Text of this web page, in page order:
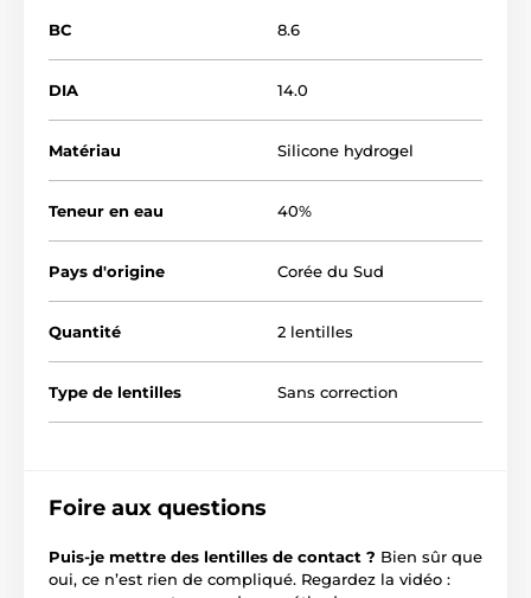
BC 8.6
DIA 14.0
Matériau Silicone hydrogel
Teneur en eau 40%
Pays d'origine Corée du Sud
Quantité 2 lentilles
Type de lentilles Sans correction
Foire aux questions
Puis-je mettre des lentilles de contact ? Bien sûr que
oui, ce n’est rien de compliqué. Regardez la vidéo :